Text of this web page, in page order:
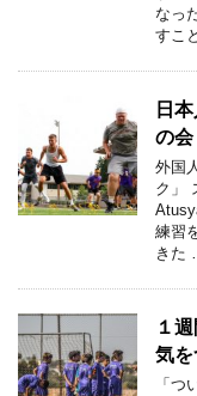
なっ
すこ
日
の会
外国
ク」
練習
きた
１
気を
「